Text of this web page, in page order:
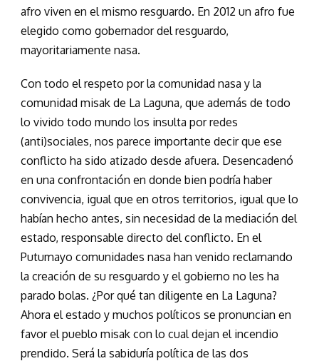
afro viven en el mismo resguardo. En 2012 un afro fue
elegido como gobernador del resguardo,
mayoritariamente nasa.
Con todo el respeto por la comunidad nasa y la
comunidad misak de La Laguna, que además de todo
lo vivido todo mundo los insulta por redes
(anti)sociales, nos parece importante decir que ese
conflicto ha sido atizado desde afuera. Desencadenó
en una confrontación en donde bien podría haber
convivencia, igual que en otros territorios, igual que lo
habían hecho antes, sin necesidad de la mediación del
estado, responsable directo del conflicto. En el
Putumayo comunidades nasa han venido reclamando
la creación de su resguardo y el gobierno no les ha
parado bolas. ¿Por qué tan diligente en La Laguna?
Ahora el estado y muchos políticos se pronuncian en
favor el pueblo misak con lo cual dejan el incendio
prendido. Será la sabiduría política de las dos